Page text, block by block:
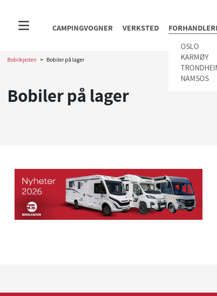
CAMPINGVOGNER VERKSTED
OSLO
KARMØY
NAMSOS
Bobilkjeden > Bobiler på lager
Bobiler på lager